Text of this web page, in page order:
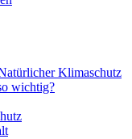
Klimaschutz
wichtig?